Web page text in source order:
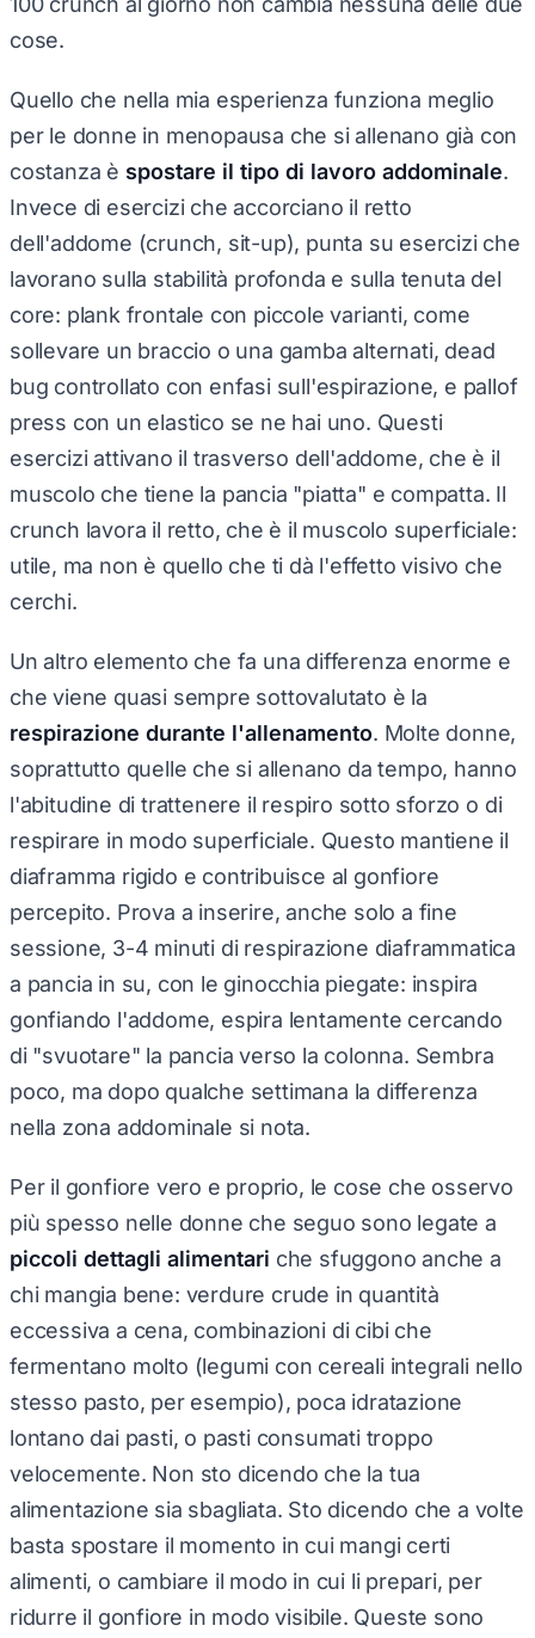
cose.
Quello che nella mia esperienza funziona meglio
per le donne in menopausa che si allenano già con
costanza è spostare il tipo di lavoro addominale.
Invece di esercizi che accorciano il retto
dell'addome (crunch, sit-up), punta su esercizi che
lavorano sulla stabilità profonda e sulla tenuta del
core: plank frontale con piccole varianti, come
sollevare un braccio o una gamba alternati, dead
bug controllato con enfasi sull'espirazione, e pallof
press con un elastico se ne hai uno. Questi
esercizi attivano il trasverso dell'addome, che è il
muscolo che tiene la pancia "piatta" e compatta. Il
crunch lavora il retto, che è il muscolo superficiale:
utile, ma non è quello che ti dà l'effetto visivo che
cerchi.
Un altro elemento che fa una differenza enorme e
che viene quasi sempre sottovalutato è la
respirazione durante l'allenamento. Molte donne,
soprattutto quelle che si allenano da tempo, hanno
l'abitudine di trattenere il respiro sotto sforzo o di
respirare in modo superficiale. Questo mantiene il
diaframma rigido e contribuisce al gonfiore
percepito. Prova a inserire, anche solo a fine
sessione, 3-4 minuti di respirazione diaframmatica
a pancia in su, con le ginocchia piegate: inspira
gonfiando l'addome, espira lentamente cercando
di "svuotare" la pancia verso la colonna. Sembra
poco, ma dopo qualche settimana la differenza
nella zona addominale si nota.
Per il gonfiore vero e proprio, le cose che osservo
più spesso nelle donne che seguo sono legate a
piccoli dettagli alimentari che sfuggono anche a
chi mangia bene: verdure crude in quantità
eccessiva a cena, combinazioni di cibi che
fermentano molto (legumi con cereali integrali nello
stesso pasto, per esempio), poca idratazione
lontano dai pasti, o pasti consumati troppo
velocemente. Non sto dicendo che la tua
alimentazione sia sbagliata. Sto dicendo che a volte
basta spostare il momento in cui mangi certi
alimenti, o cambiare il modo in cui li prepari, per
ridurre il gonfiore in modo visibile. Queste sono